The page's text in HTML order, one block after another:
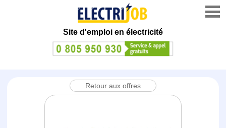
Site d'emploi en électricité
Retour aux offres